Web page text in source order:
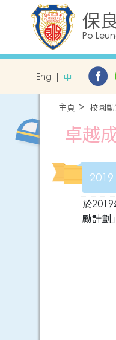
保
Po
Eng 中
主頁 校園
卓越
於
勵計劃